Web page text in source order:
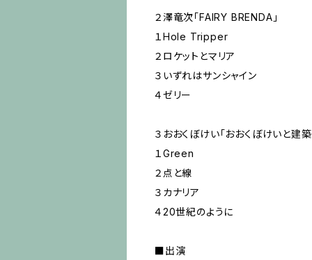
２澤竜次「FAIRY BRENDA」
１Hole Tripper
２ロケットとマリア
３いずれはサンシャイン
４ゼリー
３おおくぼけい「おおくぼけいと建築
１Green
２点と線
３カナリア
４20世紀のように
■出演